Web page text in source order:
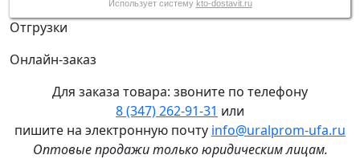
Использует систему kto-dostavit.ru
Отгрузки
Онлайн-заказ
Для заказа товара: звоните по телефону
8 (347) 262‑91‑31 или
пишите на электронную почту info@uralprom-ufa.ru
Оптовые продажи только юридическим лицам.